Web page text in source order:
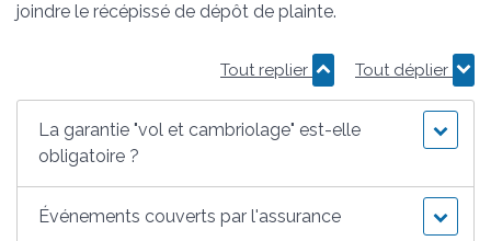
joindre le récépissé de dépôt de plainte.
Tout replier Tout déplier
La garantie "vol et cambriolage" est-elle
obligatoire ?
Événements couverts par l'assurance